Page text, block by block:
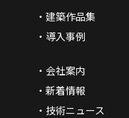
建築作品集
導入事例
会社案内
新着情報
技術ニュース